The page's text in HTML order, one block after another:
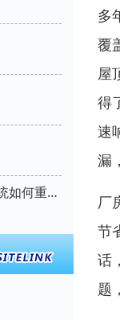
工业厂房屋顶防护的技术革新：SYR系统如何重塑行业标准
多
覆
屋
得
速
漏
厂
节
话
题